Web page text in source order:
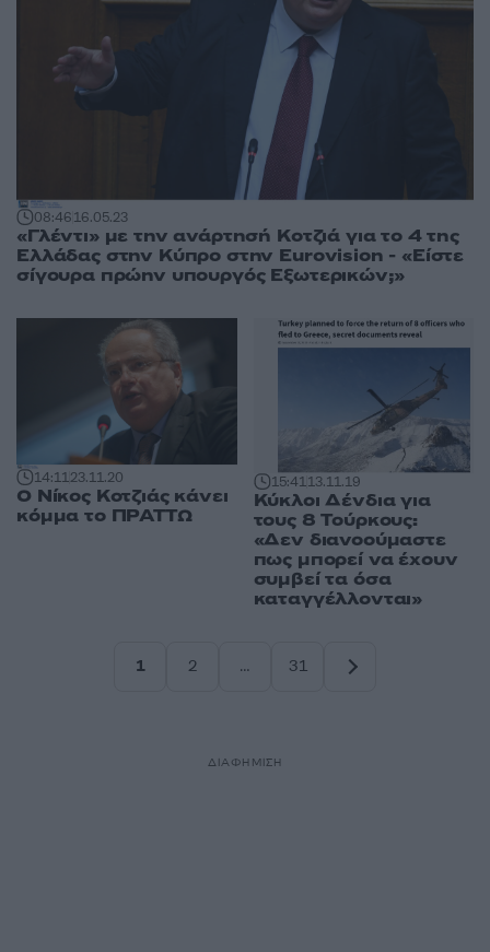
08:4616.05.23
«Γλέντι» με την ανάρτησή Κοτζιά για το 4 της
Ελλάδας στην Κύπρο στην Eurovision - «Είστε
σίγουρα πρώην υπουργός Εξωτερικών;»
14:1123.11.20
Ο Νίκος Κοτζιάς κάνει
κόμμα το ΠΡΑΤΤΩ
15:4113.11.19
Κύκλοι Δένδια για
τους 8 Τούρκους:
«Δεν διανοούμαστε
πως μπορεί να έχουν
συμβεί τα όσα
καταγγέλλονται»
1
2
…
31
ΔΙΑΦΗΜΙΣΗ